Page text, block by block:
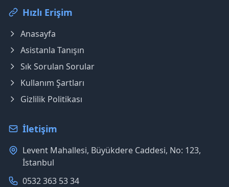
Hızlı Erişim
Anasayfa
Asistanla Tanışın
Sık Sorulan Sorular
Kullanım Şartları
Gizlilik Politikası
İletişim
Levent Mahallesi, Büyükdere Caddesi, No: 123,
İstanbul
0532 363 53 34